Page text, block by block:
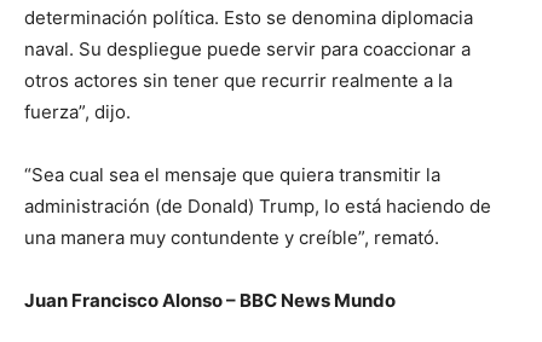
determinación política. Esto se denomina diplomacia
naval. Su despliegue puede servir para coaccionar a
otros actores sin tener que recurrir realmente a la
fuerza”, dijo.
“Sea cual sea el mensaje que quiera transmitir la
administración (de Donald) Trump, lo está haciendo de
una manera muy contundente y creíble”, remató.
Juan Francisco Alonso – BBC News Mundo